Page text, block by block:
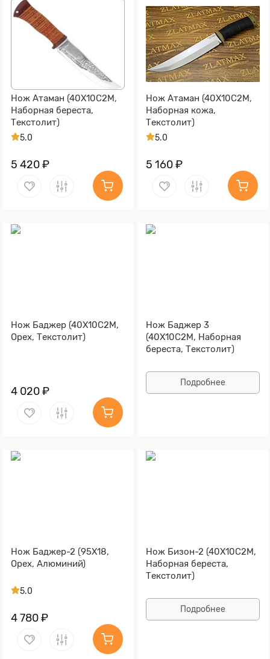
Нож Атаман (40Х10С2М,
Наборная береста,
Текстолит)
5.0
5 420 ₽
Нож Атаман (40Х10С2М,
Наборная кожа,
Текстолит)
5.0
5 160 ₽
Нож Баджер (40Х10С2М,
Орех, Текстолит)
4 020 ₽
Нож Баджер 3
(40Х10С2М, Наборная
береста, Текстолит)
Подробнее
Нож Баджер-2 (95Х18,
Орех, Алюминий)
5.0
4 780 ₽
Нож Бизон-2 (40Х10С2М,
Наборная береста,
Текстолит)
Подробнее